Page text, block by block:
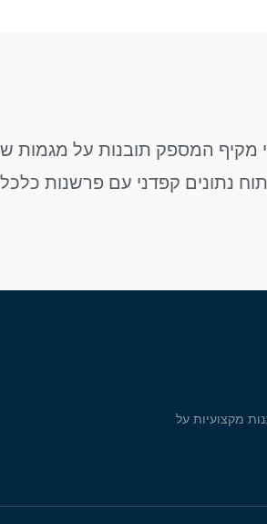
מקיף המספק תובנות על מגמות
נתונים קפדני עם פרשנות
מקצועיות על